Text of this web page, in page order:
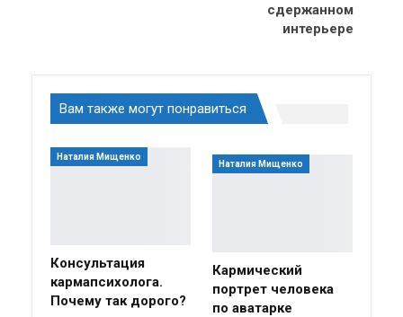
сдержанном
интерьере
Вам также могут понравиться
Наталия Мищенко
Консультация
кармапсихолога.
Почему так дорого?
Наталия Мищенко
Кармический
портрет человека
по аватарке